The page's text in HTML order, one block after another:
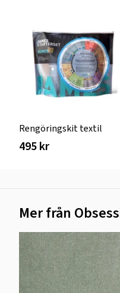
Rengöringskit textil
495 kr
Mer från